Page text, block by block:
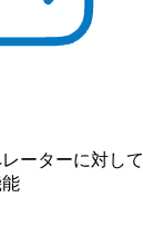
ーターに対して